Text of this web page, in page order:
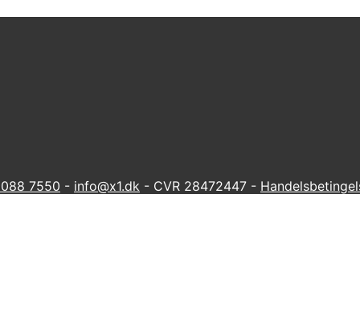
7550 - info@x1.dk - CVR 28472447 -